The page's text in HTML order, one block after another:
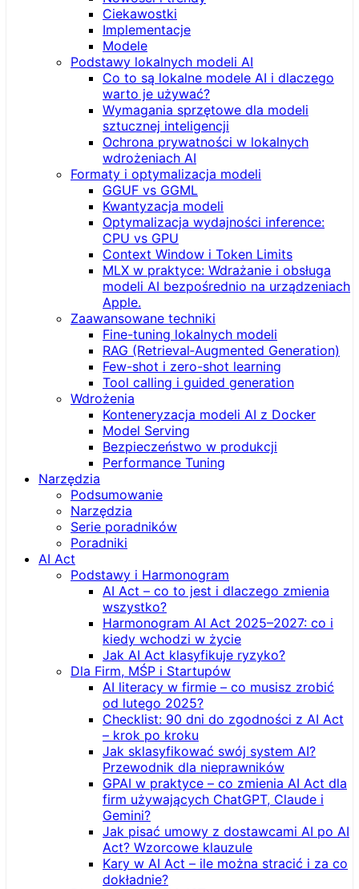
Ciekawostki
Implementacje
Modele
Podstawy lokalnych modeli AI
Co to są lokalne modele AI i dlaczego
warto je używać?
Wymagania sprzętowe dla modeli
sztucznej inteligencji
Ochrona prywatności w lokalnych
wdrożeniach AI
Formaty i optymalizacja modeli
GGUF vs GGML
Kwantyzacja modeli
Optymalizacja wydajności inference:
CPU vs GPU
Context Window i Token Limits
MLX w praktyce: Wdrażanie i obsługa
modeli AI bezpośrednio na urządzeniach
Apple.
Zaawansowane techniki
Fine-tuning lokalnych modeli
RAG (Retrieval‑Augmented Generation)
Few-shot i zero-shot learning
Tool calling i guided generation
Wdrożenia
Konteneryzacja modeli AI z Docker
Model Serving
Bezpieczeństwo w produkcji
Performance Tuning
Narzędzia
Podsumowanie
Narzędzia
Serie poradników
Poradniki
AI Act
Podstawy i Harmonogram
AI Act – co to jest i dlaczego zmienia
wszystko?
Harmonogram AI Act 2025–2027: co i
kiedy wchodzi w życie
Jak AI Act klasyfikuje ryzyko?
Dla Firm, MŚP i Startupów
AI literacy w firmie – co musisz zrobić
od lutego 2025?
Checklist: 90 dni do zgodności z AI Act
– krok po kroku
Jak sklasyfikować swój system AI?
Przewodnik dla nieprawników
GPAI w praktyce – co zmienia AI Act dla
firm używających ChatGPT, Claude i
Gemini?
Jak pisać umowy z dostawcami AI po AI
Act? Wzorcowe klauzule
Kary w AI Act – ile można stracić i za co
dokładnie?